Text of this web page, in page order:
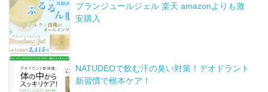
ブランジュールジェル 楽天 amazonよりも激
安購入
NATUDEOで飲む汗の臭い対策！デオドラント
新習慣で根本ケア！